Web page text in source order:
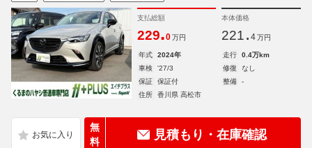
支払総額
229.0 万円
本体価格
221. 4 万円
年式 2024年 走行
0.4万km
車検
'27/3 修復
なし
保証
保証付 整備
-
住所
香川県 高松市
無
料
見積もり・在庫確認